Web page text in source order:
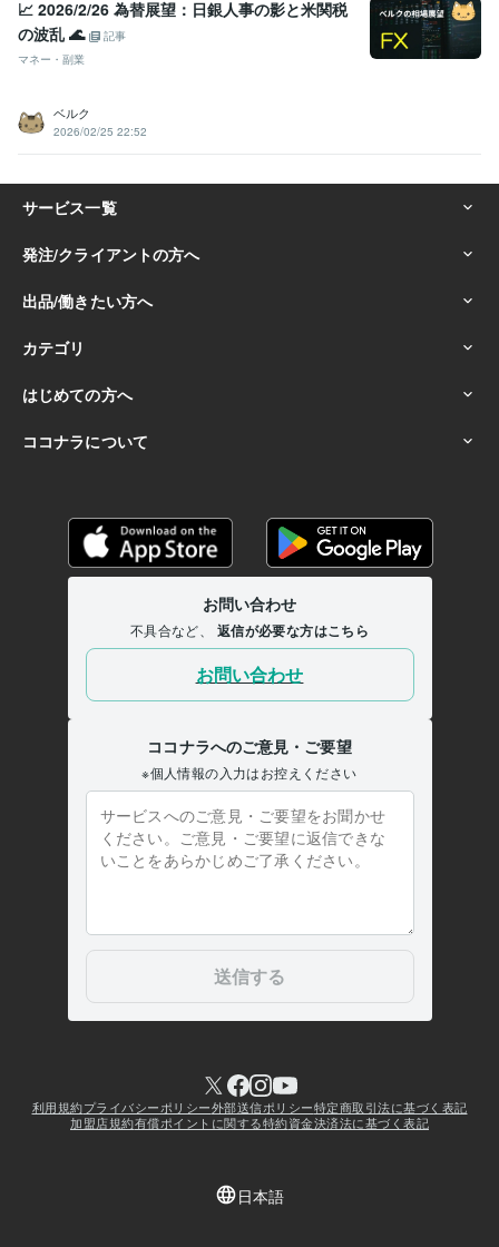
​📈 2026/2/26 為替展望：日銀人事の影と米関税
の波乱 🌊
記事
マネー・副業
ベルク
2026/02/25 22:52